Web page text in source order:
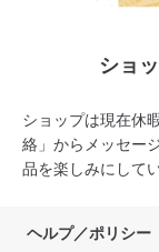
ショ
ショップは現在休
絡」からメッセー
品を楽しみにして
ヘルプ／ポリシー